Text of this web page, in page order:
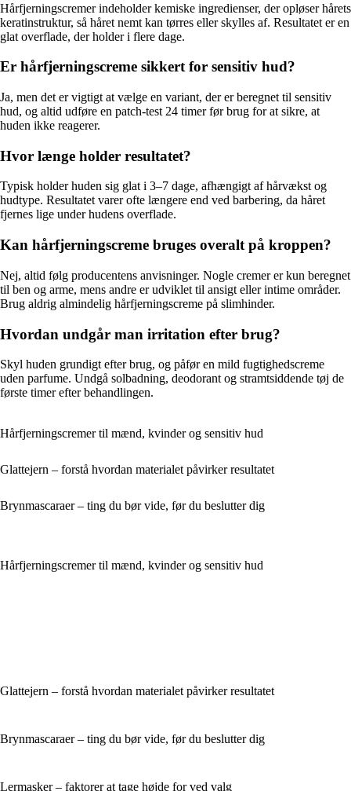
Hårfjerningscremer indeholder kemiske ingredienser, der opløser hårets
keratinstruktur, så håret nemt kan tørres eller skylles af. Resultatet er en
glat overflade, der holder i flere dage.
Er hårfjerningscreme sikkert for sensitiv hud?
Ja, men det er vigtigt at vælge en variant, der er beregnet til sensitiv
hud, og altid udføre en patch-test 24 timer før brug for at sikre, at
huden ikke reagerer.
Hvor længe holder resultatet?
Typisk holder huden sig glat i 3–7 dage, afhængigt af hårvækst og
hudtype. Resultatet varer ofte længere end ved barbering, da håret
fjernes lige under hudens overflade.
Kan hårfjerningscreme bruges overalt på kroppen?
Nej, altid følg producentens anvisninger. Nogle cremer er kun beregnet
til ben og arme, mens andre er udviklet til ansigt eller intime områder.
Brug aldrig almindelig hårfjerningscreme på slimhinder.
Hvordan undgår man irritation efter brug?
Skyl huden grundigt efter brug, og påfør en mild fugtighedscreme
uden parfume. Undgå solbadning, deodorant og stramtsiddende tøj de
første timer efter behandlingen.
Hårfjerningscremer til mænd, kvinder og sensitiv hud
Glattejern – forstå hvordan materialet påvirker resultatet
Brynmascaraer – ting du bør vide, før du beslutter dig
Hårfjerningscremer til mænd, kvinder og sensitiv hud
Glattejern – forstå hvordan materialet påvirker resultatet
Brynmascaraer – ting du bør vide, før du beslutter dig
Lermasker – faktorer at tage højde for ved valg